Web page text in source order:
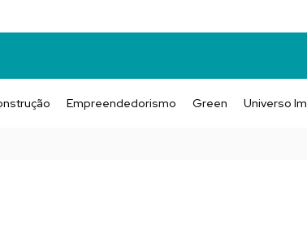
Empreendedorismo Green Universo